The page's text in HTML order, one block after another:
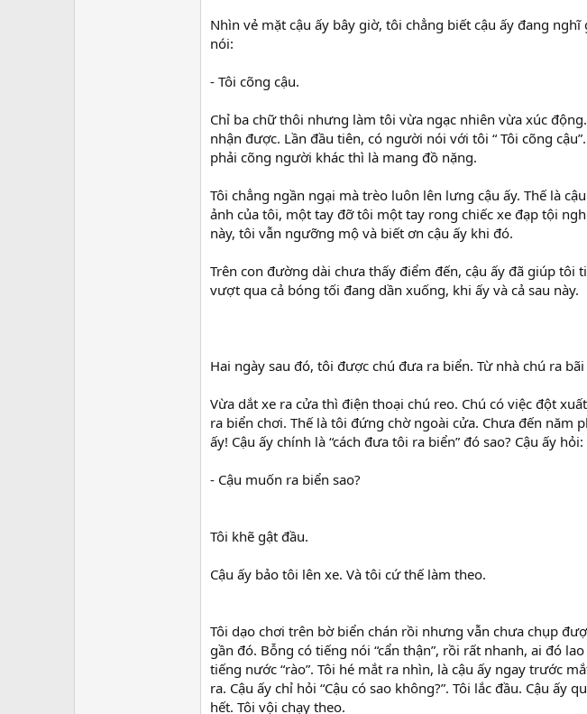
Nhìn vẻ mặt cậu ấy bây giờ, tôi chẳng biết cậu ấy đang
nói:
- Tôi cõng cậu.
Chỉ ba chữ thôi nhưng làm tôi vừa ngạc nhiên vừa xúc
nhận được. Lần đầu tiên, có người nói với tôi “ Tôi cõng
phải cõng người khác thì là mang đồ nặng.
Tôi chẳng ngần ngại mà trèo luôn lên lưng cậu ấy. Thế là
ảnh của tôi, một tay đỡ tôi một tay rong chiếc xe đạp tội
này, tôi vẫn ngưỡng mộ và biết ơn cậu ấy khi đó.
Trên con đường dài chưa thấy điểm đến, cậu ấy đã giúp
vượt qua cả bóng tối đang dần xuống, khi ấy và cả sau này.
Hai ngày sau đó, tôi được chú đưa ra biển. Từ nhà chú ra
Vừa dắt xe ra cửa thì điện thoại chú reo. Chú có việc đột
ra biển chơi. Thế là tôi đứng chờ ngoài cửa. Chưa đến năm
ấy! Cậu ấy chính là “cách đưa tôi ra biển” đó sao? Cậu ấy hỏi:
- Cậu muốn ra biển sao?
Tôi khẽ gật đầu.
Cậu ấy bảo tôi lên xe. Và tôi cứ thế làm theo.
Tôi dạo chơi trên bờ biển chán rồi nhưng vẫn chưa chụp
gần đó. Bỗng có tiếng nói “cẩn thận”, rồi rất nhanh, ai đó
tiếng nước “rào”. Tôi hé mắt ra nhìn, là cậu ấy ngay trước
ra. Cậu ấy chỉ hỏi “Cậu có sao không?”. Tôi lắc đầu. Cậu
hết. Tôi vội chạy theo.